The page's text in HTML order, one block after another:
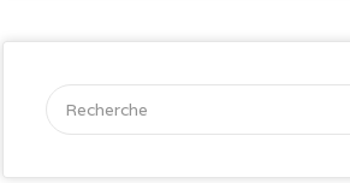
Rechercher: